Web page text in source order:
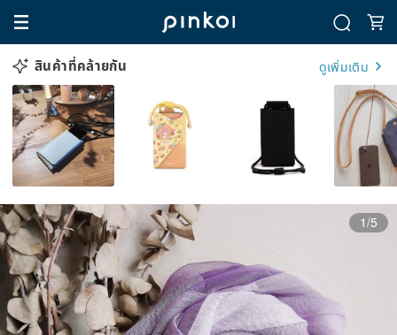
สินค้าที่คล้ายกัน ดูเพิ่มเติม
1/5